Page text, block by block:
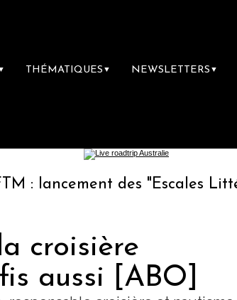
THÉMATIQUES ▼ NEWSLETTERS ▼
des "Escales
croisière
aussi [ABO]